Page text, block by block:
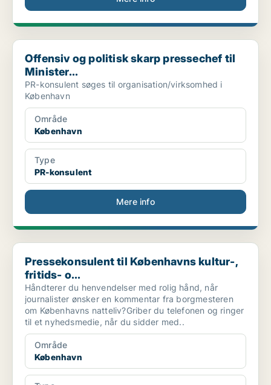
Offensiv og politisk skarp pressechef til Minister...
Offensiv og politisk skarp pressechef til
Minister...
PR-konsulent søges til organisation/virksomhed i
København
Område
København
Type
PR-konsulent
Mere info
Pressekonsulent til Københavns kultur-, fritids- o...
Pressekonsulent til Københavns kultur-,
fritids- o...
Håndterer du henvendelser med rolig hånd, når
journalister ønsker en kommentar fra borgmesteren
om Københavns natteliv?Griber du telefonen og ringer
til et nyhedsmedie, når du sidder med..
Område
København